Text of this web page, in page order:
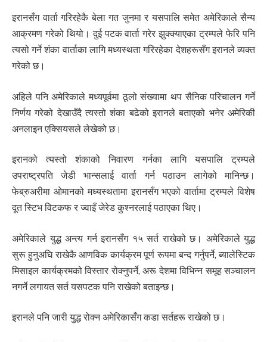
इरानसँग वार्ता गरिरहेकै बेला गत जुनमा र यसपालि समेत अमेरिकाले सैन्य
आक्रमण गरेको थियो। दुई पटक वार्ता गरेर झुक्क्याएका ट्रम्पले फेरि पनि
त्यसो गर्ने शंका वार्ताका लागि मध्यस्थता गरिरहेका देशहरूसँग इरानले व्यक्त
गरेको छ।
अहिले पनि अमेरिकाले मध्यपूर्वमा ठूलो संख्यामा थप सैनिक परिचालन गर्ने
निर्णय गरेको देखाउँदै त्यस्तो शंका बढेको इरानले बताएको भनेर अमेरिकी
अनलाइन एक्सियसले लेखेको छ।
इरानको त्यस्तो शंकाको निवारण गर्नका लागि यसपालि ट्रम्पले
उपराष्ट्रपति जेडी भान्सलाई वार्ता गर्न पठाउन लागेको मानिन्छ।
फेब्रुअरीमा ओमानको मध्यस्थतामा इरानसँग भएको वार्तामा ट्रम्पले विशेष
दूत स्टिभ विटकफ र ज्वाइँ जेरेड कुश्नरलाई पठाएका थिए।
अमेरिकाले युद्ध अन्त्य गर्न इरानसँग १५ सर्त राखेको छ। अमेरिकाले युद्ध
सुरू हुनुअघि राखेकै आणविक कार्यक्रम पूर्ण रूपमा बन्द गर्नुपर्ने, ब्यालेस्टिक
मिसाइल कार्यक्रमको विस्तार रोक्नुपर्ने, अरू देशमा विभिन्न समूह सञ्चालन
नगर्ने लगायत सर्त यसपटक पनि राखेको बताइन्छ।
इरानले पनि जारी युद्ध रोक्न अमेरिकासँग कडा सर्तहरू राखेको छ।